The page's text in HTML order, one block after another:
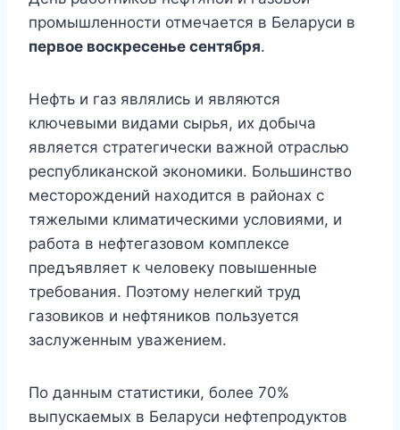
промышленности отмечается в Беларуси в
первое воскресенье сентября.
Нефть и газ являлись и являются
ключевыми видами сырья, их добыча
является стратегически важной отраслью
республиканской экономики. Большинство
месторождений находится в районах с
тяжелыми климатическими условиями, и
работа в нефтегазовом комплексе
предъявляет к человеку повышенные
требования. Поэтому нелегкий труд
газовиков и нефтяников пользуется
заслуженным уважением.
По данным статистики, более 70%
выпускаемых в Беларуси нефтепродуктов